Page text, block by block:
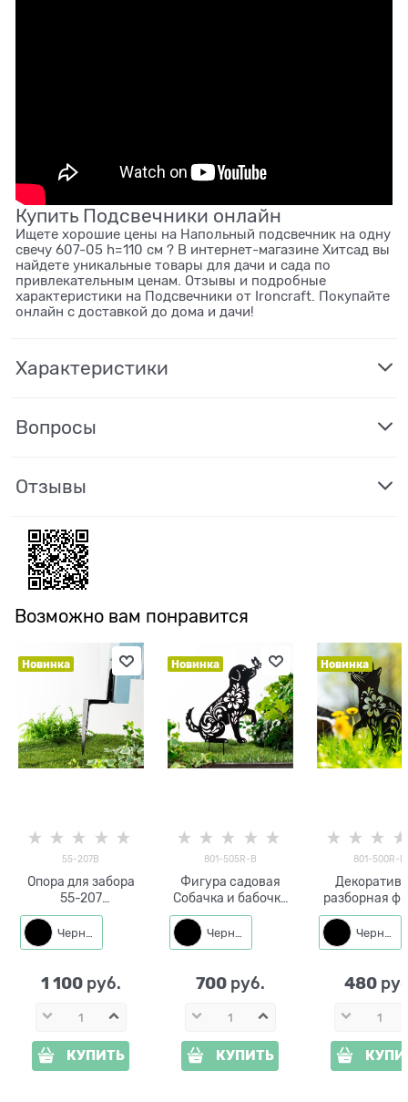
Купить Подсвечники онлайн
Ищете хорошие цены на Напольный подсвечник на одну
свечу 607-05 h=110 см ? В интернет-магазине Хитсад вы
найдете уникальные товары для дачи и сада по
привлекательным ценам. Отзывы и подробные
характеристики на Подсвечники от Ironcraft. Покупайте
онлайн с доставкой до дома и дачи!
Характеристики
Вопросы
Отзывы
Возможно вам понравится
Новинка
55-207B
Опора для забора
55-207
неразборная
металлическая
h=40 см
1 100 руб.
КУПИТЬ
Новинка
801-505R-B
Фигура садовая
Собачка и бабочка
801-505R
разборная металл
45 см
700 руб.
КУПИТЬ
Новинка
801-500R-B
разборная
для сада
бабочкой
h=30 см
480